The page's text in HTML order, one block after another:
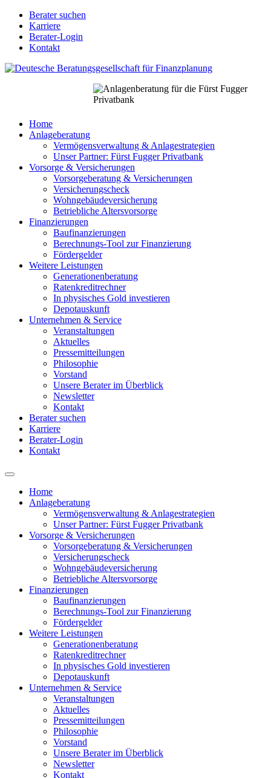
Direkt
zum
Inhalt
Berater
Login
für
Berater suchen
Karriere
Berater-Login
Kontakt
Main
navigation
Home
Anlageberatung
Vermögensverwaltung & Anlagestrategien
Unser Partner: Fürst Fugger Privatbank
Vorsorge & Versicherungen
Vorsorgeberatung & Versicherungen
Versicherungscheck
Wohngebäudeversicherung
Betriebliche Altersvorsorge
Finanzierungen
Baufinanzierungen
Berechnungs-Tool zur Finanzierung
Fördergelder
Weitere Leistungen
Generationenberatung
Ratenkreditrechner
In physisches Gold investieren
Depotauskunft
Unternehmen & Service
Veranstaltungen
Aktuelles
Pressemitteilungen
Philosophie
Vorstand
Unsere Berater im Überblick
Newsletter
Kontakt
Berater suchen
Karriere
Berater-Login
Kontakt
Main
navigation
Home
Anlageberatung
Vermögensverwaltung & Anlagestrategien
Unser Partner: Fürst Fugger Privatbank
Vorsorge & Versicherungen
Vorsorgeberatung & Versicherungen
Versicherungscheck
Wohngebäudeversicherung
Betriebliche Altersvorsorge
Finanzierungen
Baufinanzierungen
Berechnungs-Tool zur Finanzierung
Fördergelder
Weitere Leistungen
Generationenberatung
Ratenkreditrechner
In physisches Gold investieren
Depotauskunft
Unternehmen & Service
Veranstaltungen
Aktuelles
Pressemitteilungen
Philosophie
Vorstand
Unsere Berater im Überblick
Newsletter
Kontakt